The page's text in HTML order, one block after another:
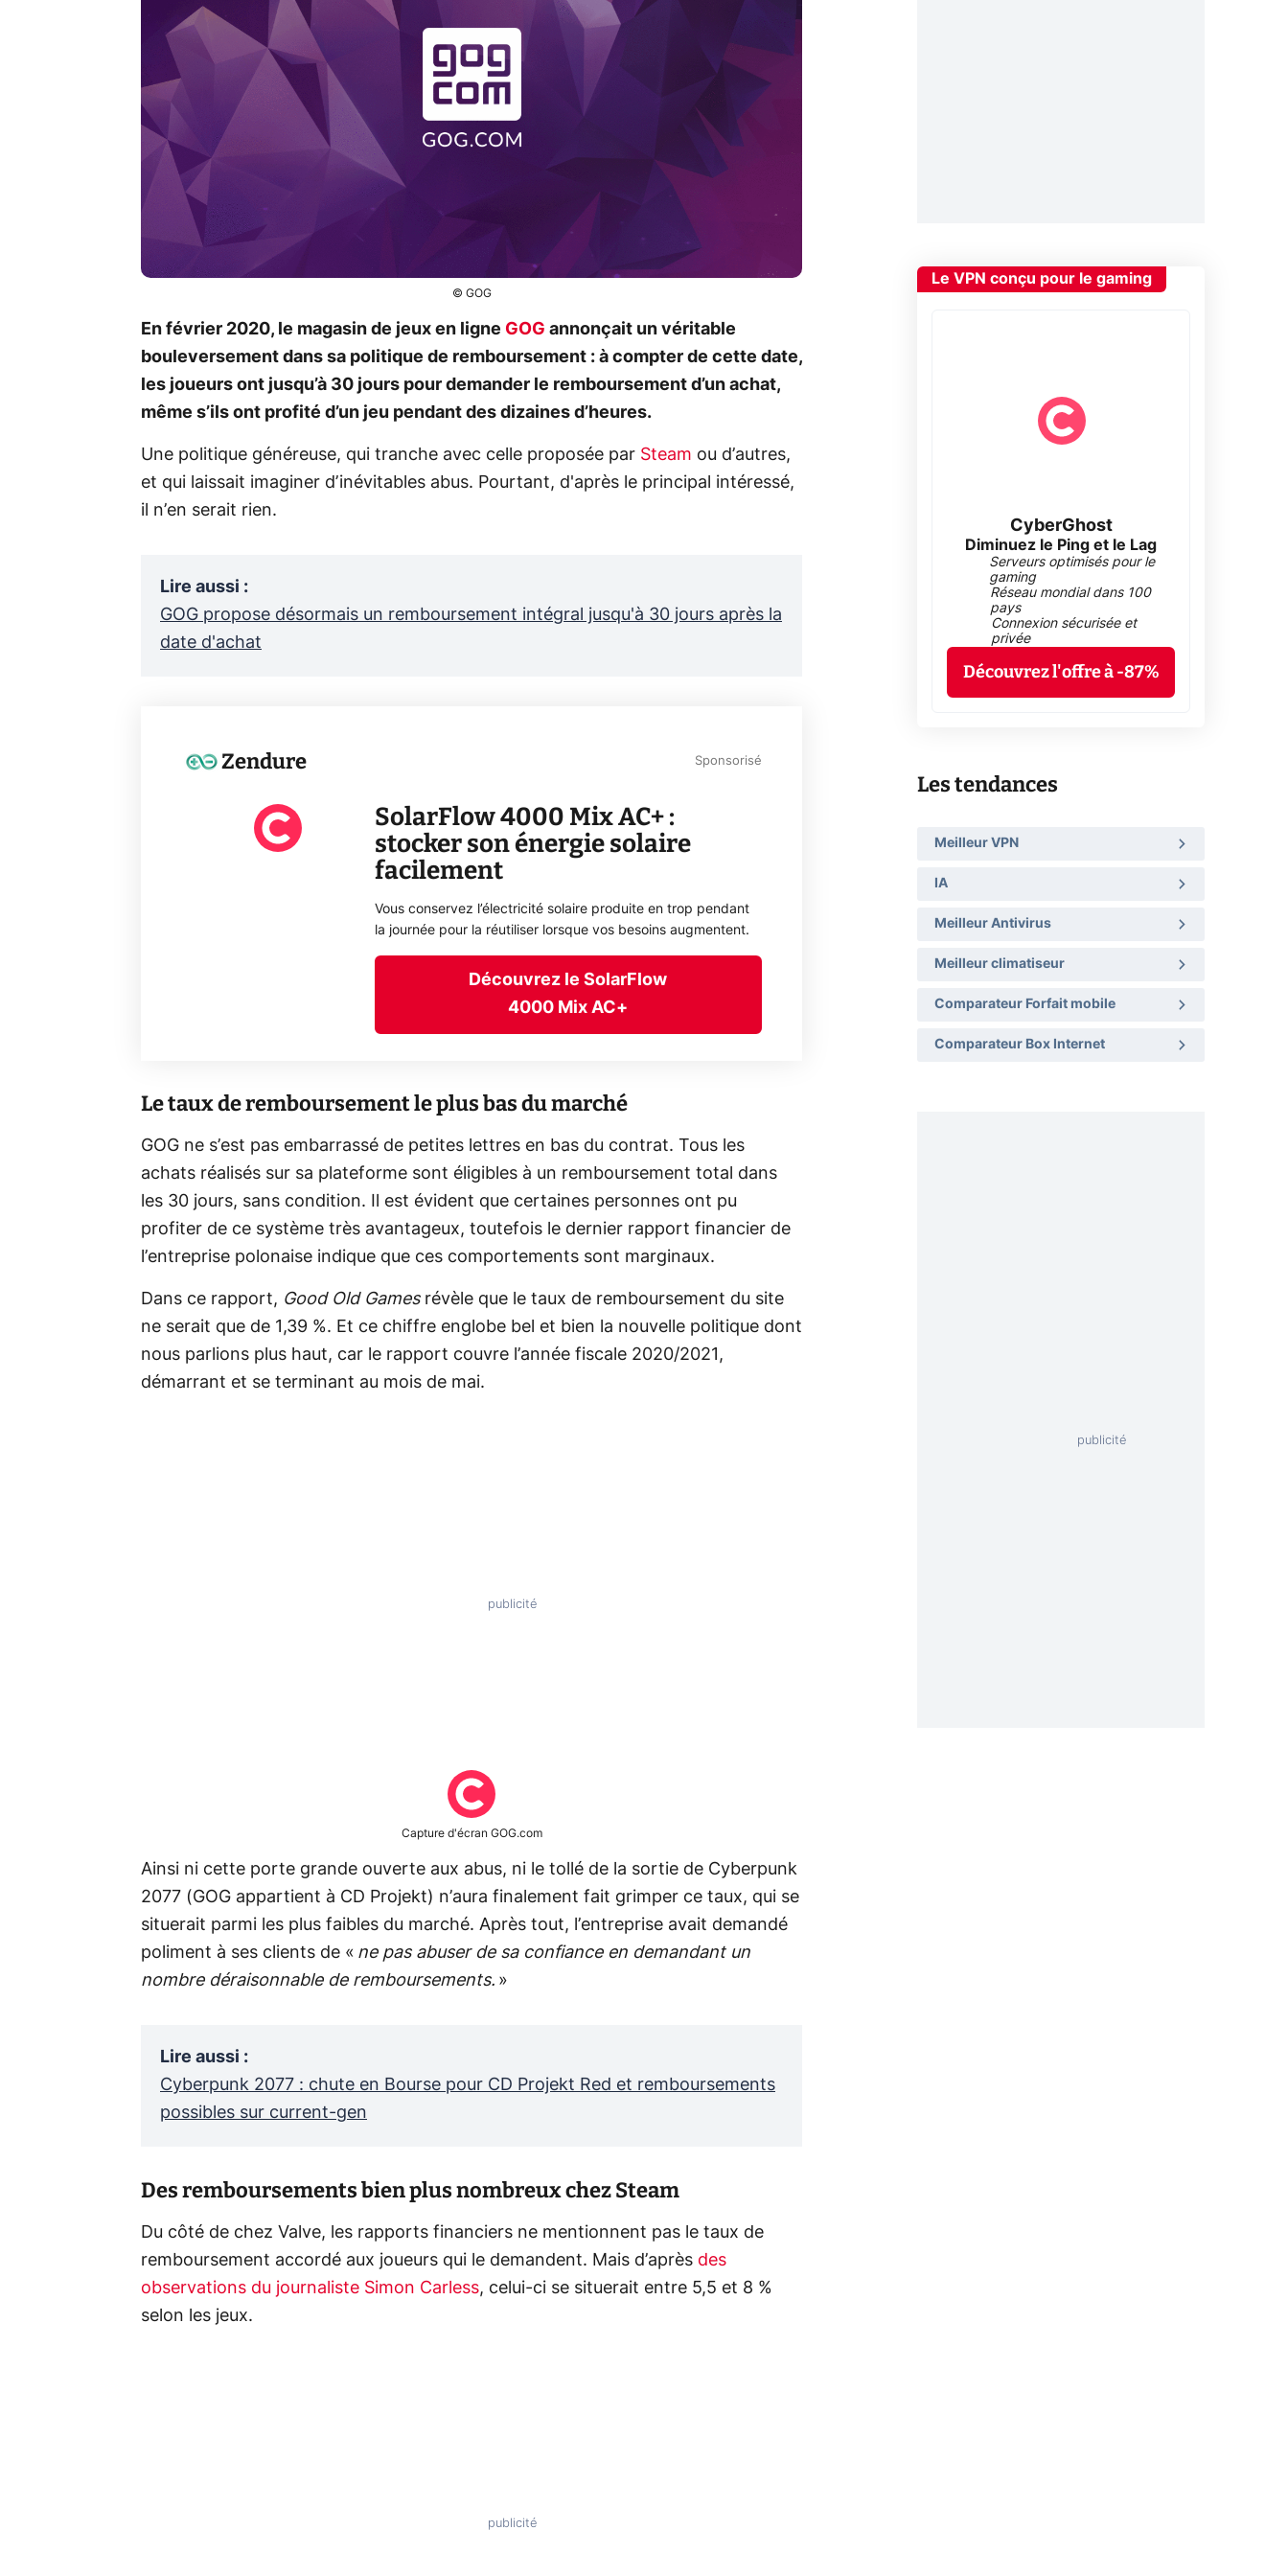
© GOG
En février 2020, le magasin de jeux en ligne GOG annonçait un véritable
bouleversement dans sa politique de remboursement : à compter de cette date,
les joueurs ont jusqu’à 30 jours pour demander le remboursement d’un achat,
même s’ils ont profité d’un jeu pendant des dizaines d’heures.
Une politique généreuse, qui tranche avec celle proposée par Steam ou d’autres,
et qui laissait imaginer d’inévitables abus. Pourtant, d'après le principal intéressé,
il n’en serait rien.
Lire aussi :
GOG propose désormais un remboursement intégral jusqu'à 30 jours après la
date d'achat
Zendure Sponsorisé
SolarFlow 4000 Mix AC+ :
stocker son énergie solaire
facilement
Vous conservez l’électricité solaire produite en trop pendant
la journée pour la réutiliser lorsque vos besoins augmentent.
Découvrez le SolarFlow
4000 Mix AC+
Le taux de remboursement le plus bas du marché
GOG ne s’est pas embarrassé de petites lettres en bas du contrat. Tous les
achats réalisés sur sa plateforme sont éligibles à un remboursement total dans
les 30 jours, sans condition. Il est évident que certaines personnes ont pu
profiter de ce système très avantageux, toutefois le dernier rapport financier de
l’entreprise polonaise indique que ces comportements sont marginaux.
Dans ce rapport, Good Old Gamesrévèle que le taux de remboursement du site
ne serait que de 1,39 %. Et ce chiffre englobe bel et bien la nouvelle politique dont
nous parlions plus haut, car le rapport couvre l’année fiscale 2020/2021,
démarrant et se terminant au mois de mai.
Capture d'écran GOG.com
Ainsi ni cette porte grande ouverte aux abus, ni le tollé de la sortie de Cyberpunk
2077 (GOG appartient à CD Projekt) n’aura finalement fait grimper ce taux, qui se
situerait parmi les plus faibles du marché. Après tout, l’entreprise avait demandé
poliment à ses clients de « ne pas abuser de sa confiance en demandant un
nombre déraisonnable de remboursements. »
Lire aussi :
Cyberpunk 2077 : chute en Bourse pour CD Projekt Red et remboursements
possibles sur current-gen
Des remboursements bien plus nombreux chez Steam
Du côté de chez Valve, les rapports financiers ne mentionnent pas le taux de
remboursement accordé aux joueurs qui le demandent. Mais d’après des
observations du journaliste Simon Carless, celui-ci se situerait entre 5,5 et 8 %
selon les jeux.
Le VPN conçu pour le gaming
CyberGhost
Diminuez le Ping et le Lag
Serveurs optimisés pour le
gaming
Réseau mondial dans 100
pays
Connexion sécurisée et
privée
Découvrez l'offre à -87%
Les tendances
Meilleur VPN
IA
Meilleur Antivirus
Meilleur climatiseur
Comparateur Forfait mobile
Comparateur Box Internet